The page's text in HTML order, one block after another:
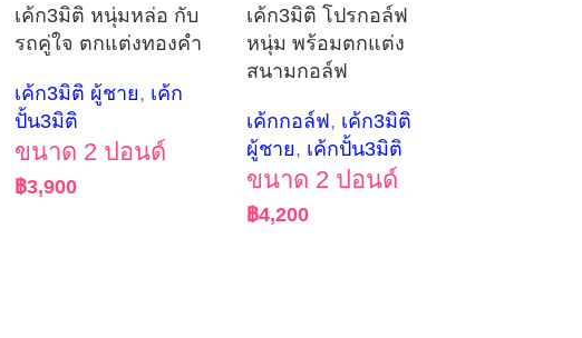
เค้ก3มิติ หนุ่มหล่อ กับ
รถคู่ใจ ตกแต่งทองคำ
เค้ก3มิติ ผู้ชาย, เค้ก
ปั้น3มิติ
ขนาด 2 ปอนด์
฿3,900
เค้ก3มิติ โปรกอล์ฟ
หนุ่ม พร้อมตกแต่ง
สนามกอล์ฟ
เค้กกอล์ฟ, เค้ก3มิติ
ผู้ชาย, เค้กปั้น3มิติ
ขนาด 2 ปอนด์
฿4,200